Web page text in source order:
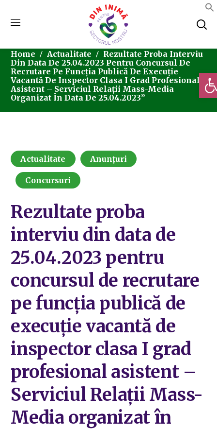
Home Actualitate
Rezultate Proba Interviu
Din Data De 25.04.2023 Pentru Concursul De
Recrutare Pe Funcția Publică De Execuție
Vacantă De Inspector Clasa I Grad Profesional
Asistent – Serviciul Relații Mass-Media
Organizat În Data De 25.04.2023”
Actualitate Anunțuri
Concursuri
Rezultate proba
interviu din data de
25.04.2023 pentru
concursul de recrutare
pe funcția publică de
execuție vacantă de
inspector clasa I grad
profesional asistent –
Serviciul Relații Mass-
Media organizat în